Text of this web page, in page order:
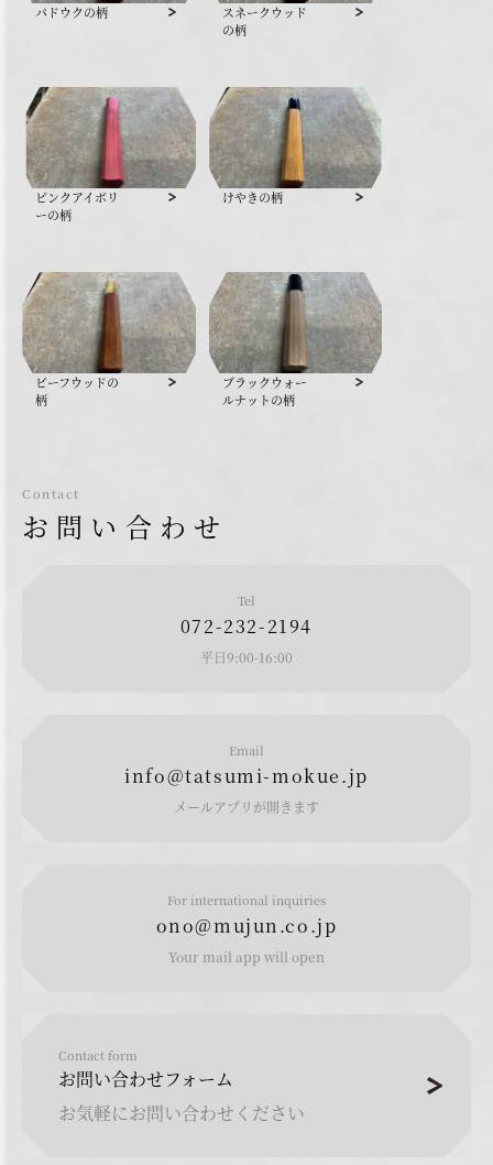
パドウクの柄
スネークウッド
の柄
ピンクアイボリ
ーの柄
けやきの柄
ビーフウッドの
柄
ブラックウォー
ルナットの柄
Contact
お問い合わせ
Tel
072-232-2194
平日9:00-16:00
Email
info@tatsumi-mokue.jp
メールアプリが開きます
For international inquiries
ono@mujun.co.jp
Your mail app will open
Contact form
お問い合わせフォーム
お気軽にお問い合わせください